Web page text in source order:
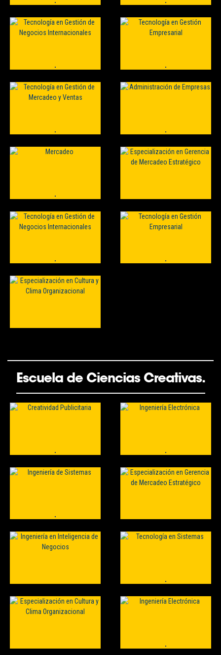
Escuela de Ciencias Creativas.